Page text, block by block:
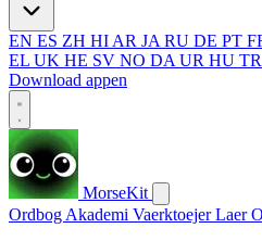
EN ES ZH HI AR JA RU DE PT
EL UK HE SV NO DA UR HU TR
Download appen
MorseKit
Ordbog Akademi VaerktoejerLaer